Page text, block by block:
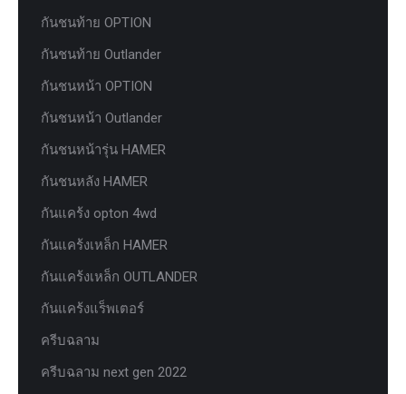
กันชนท้าย OPTION
กันชนท้าย Outlander
กันชนหน้า OPTION
กันชนหน้า Outlander
กันชนหน้ารุ่น HAMER
กันชนหลัง HAMER
กันแคร้ง opton 4wd
กันแคร้งเหล็ก HAMER
กันแคร้งเหล็ก OUTLANDER
กันแคร้งแร็พเตอร์
ครีบฉลาม
ครีบฉลาม next gen 2022